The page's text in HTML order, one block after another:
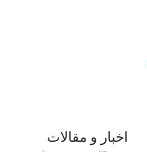
اخبار و مقالات